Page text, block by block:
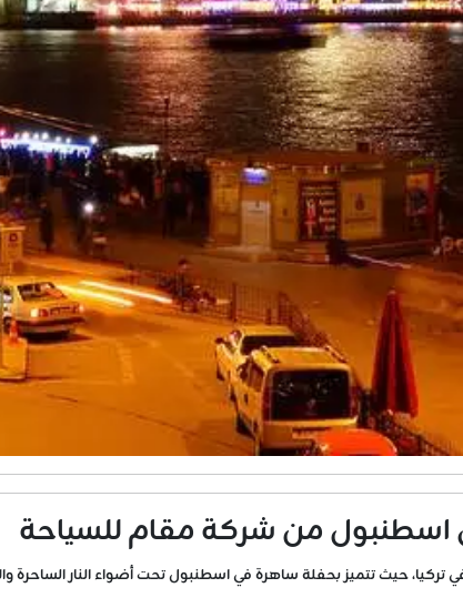
من شركة مقام للسياحة
حيث تتميز بحفلة ساهرة في اسطنبول تحت أضواء النار الساحرة